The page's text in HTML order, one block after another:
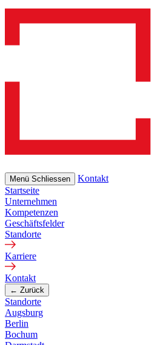
Skip
content
Menü Schliessen
Kontakt
Startseite
Unternehmen
Kompetenzen
Geschäftsfelder
Standorte
Karriere
Kontakt
← Zurück
Standorte
Augsburg
Berlin
Bochum